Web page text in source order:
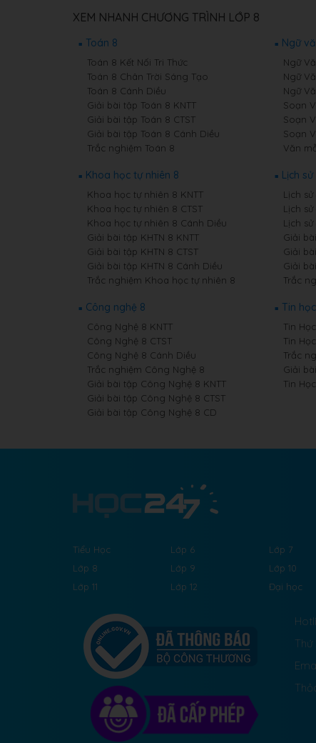
XEM NHANH CHƯƠNG TRÌNH LỚP 8
Toán 8
Toán 8 Kết Nối Tri Thức
Toán 8 Chân Trời Sáng Tạo
Toán 8 Cánh Diều
Giải bài tập Toán 8 KNTT
Giải bài tập Toán 8 CTST
Giải bài tập Toán 8 Cánh Diều
Trắc nghiệm Toán 8
Ngữ
Ngữ
Ngữ
Ngữ
Soạn
Soạn
Soạn
Văn
Khoa học tự nhiên 8
Khoa học tự nhiên 8 KNTT
Khoa học tự nhiên 8 CTST
Khoa học tự nhiên 8 Cánh Diều
Giải bài tập KHTN 8 KNTT
Giải bài tập KHTN 8 CTST
Giải bài tập KHTN 8 Cánh Diều
Trắc nghiệm Khoa học tự nhiên 8
Lịch
Lịch
Lịch sử
Lịch
Giải
Giải
Giải
Trắc
Công nghệ 8
Công Nghệ 8 KNTT
Công Nghệ 8 CTST
Công Nghệ 8 Cánh Diều
Trắc nghiệm Công Nghệ 8
Giải bài tập Công Nghệ 8 KNTT
Giải bài tập Công Nghệ 8 CTST
Giải bài tập Công Nghệ 8 CD
Tin
Tin
Tin
Trắc
Giải
Tin
Tiểu Học Lớp 6
Lớp 7
Lớp 8
Lớp 9
Lớp 10
Lớp 11
Lớp 12 Đại học
Thứ